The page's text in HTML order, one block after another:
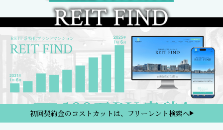
初回契約金のコストカットは、フリーレント検索へ